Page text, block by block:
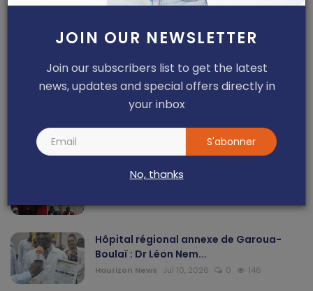
JOIN OUR NEWSLETTER
Join our subscribers list to get the latest
news, updates and special offers directly in
your inbox
S'abonner
No, thanks
Cameroun - Dépravation des mœurs :
les chefs d'accusati...
Dilan KENNE Jul 19, 2022 0 1991
Programme C2D au Cameroun, la
pérennisation des acquis ...
Mai 24, 2024
Douala au Cameroun : un pasteur
Hôpital régional annexe de Garoua-
Boulaï : Dr Léon Nem...
Haurizon News Jul 10, 2026 0 146